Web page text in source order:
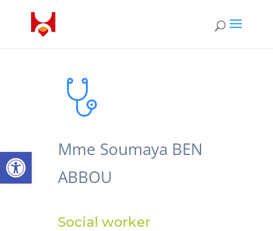
Open toolbarMme Soumaya BEN
ABBOU
Social worker